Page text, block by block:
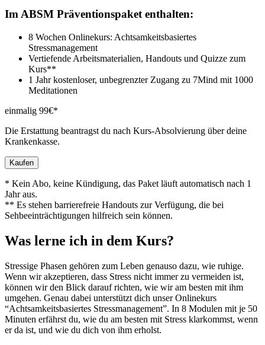
Im ABSM Präventionspaket enthalten:
8 Wochen Onlinekurs: Achtsamkeitsbasiertes
Stressmanagement
Vertiefende Arbeitsmaterialien, Handouts und Quizze zum
Kurs**
1 Jahr kostenloser, unbegrenzter Zugang zu 7Mind mit 1000
Meditationen
einmalig 99€*
Die Erstattung beantragst du nach Kurs-Absolvierung über deine
Krankenkasse.
Kaufen
* Kein Abo, keine Kündigung, das Paket läuft automatisch nach 1
Jahr aus.
** Es stehen barrierefreie Handouts zur Verfügung, die bei
Sehbeeinträchtigungen hilfreich sein können.
Was lerne ich in dem Kurs?
Stressige Phasen gehö­ren zum Leben genauso dazu, wie ruhige.
Wenn wir akzeptieren, dass Stress nicht immer zu vermeiden ist,
können wir den Blick darauf rich­ten, wie wir am besten mit ihm
umgehen. Genau dabei unterstützt dich unser Onlinekurs
“Achtsamkeitsbasiertes Stressmanagement”. In 8 Modulen mit je 50
Minuten erfährst du, wie du am besten mit Stress klarkommst, wenn
er da ist, und wie du dich von ihm erholst.